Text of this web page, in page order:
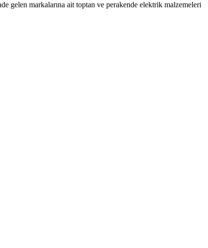
markalarına ait toptan ve perakende elektrik malzemeleri